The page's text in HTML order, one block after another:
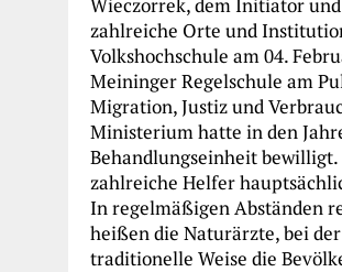
zahlreiche Orte und
Volkshochschule am 04.
Meininger Regelschule am
Migration, Justiz und
Ministerium hatte in den
Behandlungseinheit
zahlreiche Helfer
In regelmäßigen Abständen
heißen die Naturärzte, bei
traditionelle Weise die